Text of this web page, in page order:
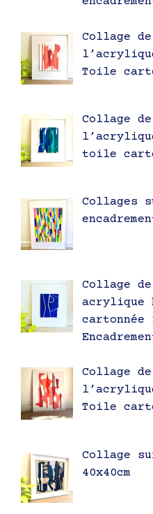
Collage
Toile
Collage
toile
Collages
Collage
acrylique
cartonnée
Collage
Toile
Collage
40x40cm